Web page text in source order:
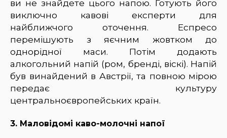
ви не знайдете цього напою. Готують його
виключно кавові експерти для
найближчого оточення. Еспресо
перемішують з яєчним жовтком до
однорідної маси. Потім додають
алкогольний напій (ром, бренді, віскі). Напій
був винайдений в Австрії, та повною мірою
передає культуру
центральноєвропейських країн.
3. Маловідомі каво-молочні напої